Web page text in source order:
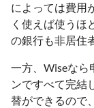
によっては費用
く使えば使うほ
の銀行も非居住
一方、Wiseなら
ンですべて完結
替ができるので